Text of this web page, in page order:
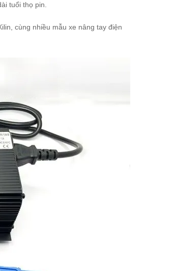
tuổi thọ pin.
cùng nhiều mẫu xe nâng tay điện